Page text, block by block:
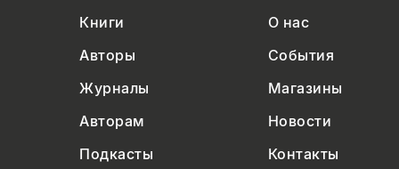
Книги
О нас
Авторы
События
Журналы
Магазины
Авторам
Новости
Подкасты
Контакты